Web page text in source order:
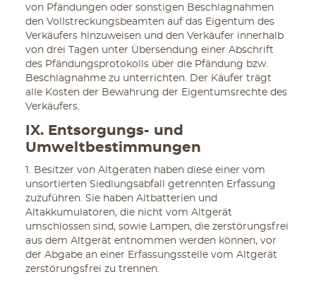
von Pfändungen oder sonstigen Beschlagnahmen
den Vollstreckungsbeamten auf das Eigentum des
Verkäufers hinzuweisen und den Verkäufer innerhalb
von drei Tagen unter Übersendung einer Abschrift
des Pfändungsprotokolls über die Pfändung bzw.
Beschlagnahme zu unterrichten. Der Käufer trägt
alle Kosten der Bewahrung der Eigentumsrechte des
Verkäufers.
IX. Entsorgungs- und
Umweltbestimmungen
1. Besitzer von Altgeräten haben diese einer vom
unsortierten Siedlungsabfall getrennten Erfassung
zuzuführen. Sie haben Altbatterien und
Altakkumulatoren, die nicht vom Altgerät
umschlossen sind, sowie Lampen, die zerstörungsfrei
aus dem Altgerät entnommen werden können, vor
der Abgabe an einer Erfassungsstelle vom Altgerät
zerstörungsfrei zu trennen.